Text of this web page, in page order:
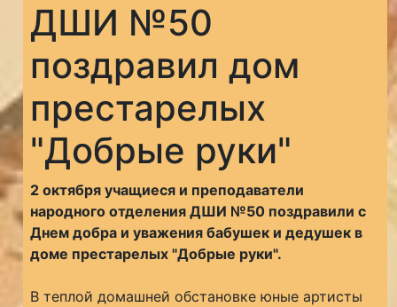
ДШИ №50
поздравил дом
престарелых
"Добрые руки"
2 октября учащиеся и преподаватели
народного отделения ДШИ №50 поздравили с
Днем добра и уважения бабушек и дедушек в
доме престарелых "Добрые руки".
В теплой домашней обстановке юные артисты